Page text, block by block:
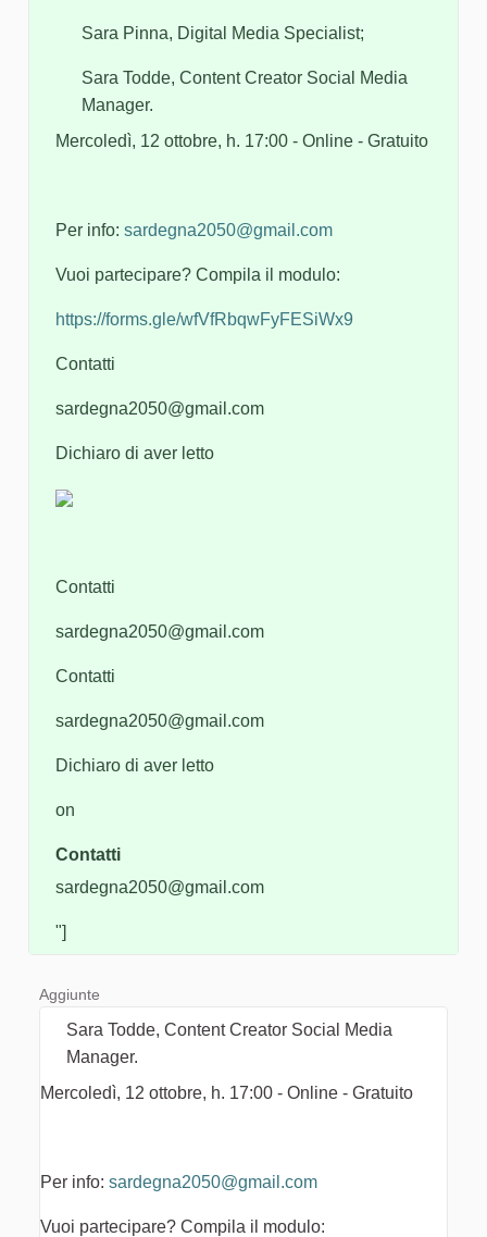
Sara Pinna, Digital Media Specialist;
Sara Todde, Content Creator Social Media
Manager.
Mercoledì, 12 ottobre, h. 17:00 - Online - Gratuito
Per info: sardegna2050@gmail.com
Vuoi partecipare? Compila il modulo:
https://forms.gle/wfVfRbqwFyFESiWx9
Contatti
sardegna2050@gmail.com
Dichiaro di aver letto
Contatti
sardegna2050@gmail.com
Contatti
sardegna2050@gmail.com
Dichiaro di aver letto
on
Contatti
sardegna2050@gmail.com
"]
Aggiunte
Sara Todde, Content Creator Social Media
Manager.
Mercoledì, 12 ottobre, h. 17:00 - Online - Gratuito
Per info: sardegna2050@gmail.com
Vuoi partecipare? Compila il modulo: